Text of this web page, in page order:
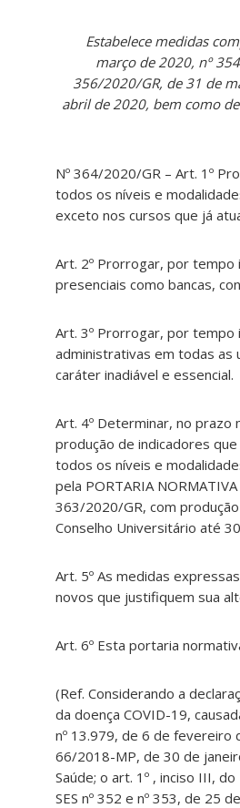
Estabelece medidas
março de 2020, nº
356/2020/GR, de 31 de
abril de 2020, bem como
Nº 364/2020/GR – Art. 1º
todos os níveis e
exceto nos cursos que já
Art. 2º Prorrogar, por tempo
presenciais como bancas,
Art. 3º Prorrogar, por tempo
administrativas em todas as
caráter inadiável e essencial.
Art. 4º Determinar, no prazo
produção de indicadores
todos os níveis e
pela PORTARIA
363/2020/GR, com
Conselho Universitário até
Art. 5º As medidas
novos que justifiquem sua
Art. 6º Esta portaria
(Ref. Considerando a
da doença COVID-19,
nº 13.979, de 6 de fevereiro
66/2018-MP, de 30 de
Saúde; o art. 1º , inciso III,
SES nº 352 e nº 353, de 25